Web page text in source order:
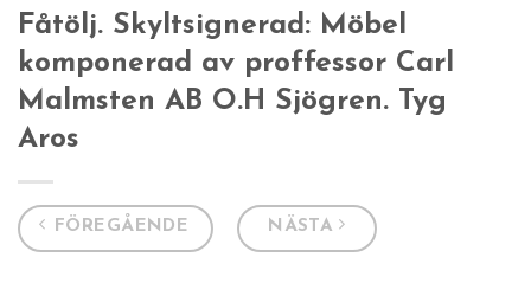
Fåtölj. Skyltsignerad: Möbel
komponerad av proffessor Carl
Malmsten AB O.H Sjögren. Tyg
Aros
FÖREGÅENDE NÄSTA